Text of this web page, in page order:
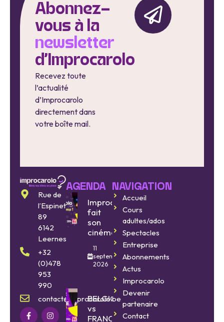
Abonnez-
vous à la
newsletter
d'Improcarolo
Recevez toute
l’actualité
d’Improcarolo
directement dans
votre boîte mail.
Rue de
l’Espinette
89
6142
Leernes
+32
(0)478
953
990
contact@improcarolo.be
AGENDA
Improcarolo
fait
son
cinéma
11
septembre
2026
BELGIQUE
vs
FRANCE
NAVIGATION
Accueil
Cours
adultes/ados
Spectacles
Entreprise
Abonnements
Actus
Improcarolo
Devenir
partenaire
Contact